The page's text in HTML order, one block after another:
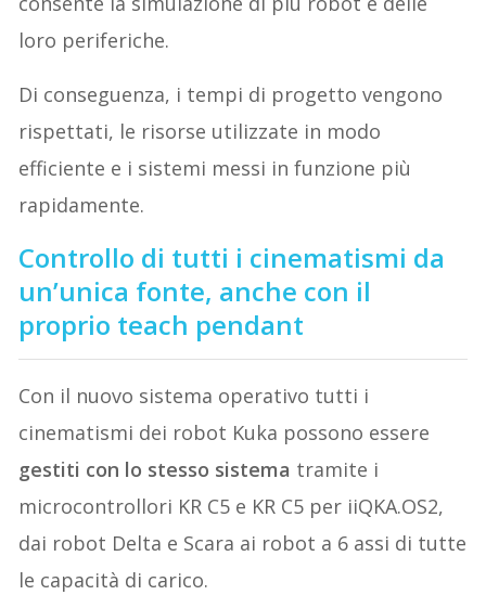
loro periferiche.
Di conseguenza, i tempi di progetto vengono
rispettati, le risorse utilizzate in modo
efficiente e i sistemi messi in funzione più
rapidamente.
Controllo di tutti i cinematismi da
un’unica fonte, anche con il
proprio teach pendant
Con il nuovo sistema operativo tutti i
cinematismi dei robot Kuka possono essere
gestiti con lo stesso sistema tramite i
microcontrollori KR C5 e KR C5 per iiQKA.OS2,
dai robot Delta e Scara ai robot a 6 assi di tutte
le capacità di carico.